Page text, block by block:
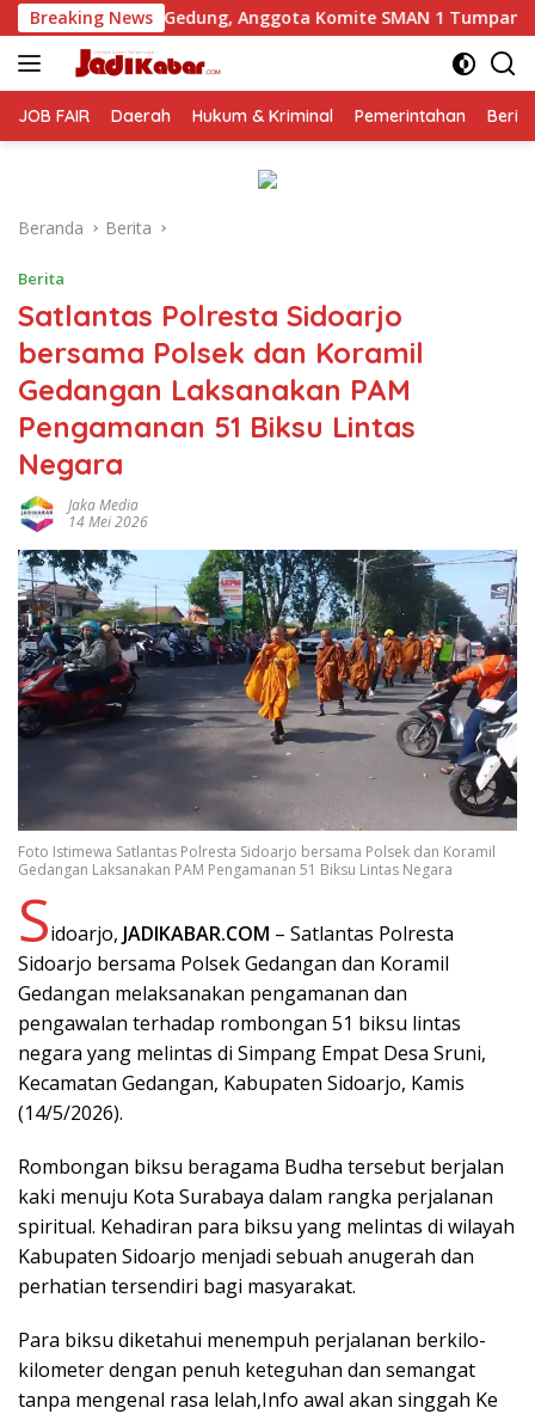
Langsung
ke
konten
Breaking News
Anggota Komite SMAN 1 Tumpang ,Ketua DPD IWOI
JOB FAIR Daerah Hukum & Kriminal Pemerintahan
Beranda Berita
Berita
Satlantas Polresta Sidoarjo
bersama Polsek dan Koramil
Gedangan Laksanakan PAM
Pengamanan 51 Biksu Lintas
Negara
Jaka Media
14 Mei 2026
Foto Istimewa Satlantas Polresta Sidoarjo bersama Polsek dan Koramil
Gedangan Laksanakan PAM Pengamanan 51 Biksu Lintas Negara
Sidoarjo, JADIKABAR.COM – Satlantas Polresta
Sidoarjo bersama Polsek Gedangan dan Koramil
Gedangan melaksanakan pengamanan dan
pengawalan terhadap rombongan 51 biksu lintas
negara yang melintas di Simpang Empat Desa Sruni,
Kecamatan Gedangan, Kabupaten Sidoarjo, Kamis
(14/5/2026).
Rombongan biksu beragama Budha tersebut berjalan
kaki menuju Kota Surabaya dalam rangka perjalanan
spiritual. Kehadiran para biksu yang melintas di wilayah
Kabupaten Sidoarjo menjadi sebuah anugerah dan
perhatian tersendiri bagi masyarakat.
Para biksu diketahui menempuh perjalanan berkilo-
kilometer dengan penuh keteguhan dan semangat
tanpa mengenal rasa lelah,Info awal akan singgah Ke